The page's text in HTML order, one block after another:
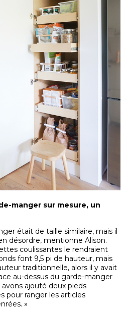
manger sur mesure, un
était de taille similaire, mais il
désordre, mentionne Alison.
coulissantes le rendraient
font 9,5 pi de hauteur, mais
traditionnelle, alors il y avait
au-dessus du garde-manger
ajouté deux pieds
pour ranger les articles
»